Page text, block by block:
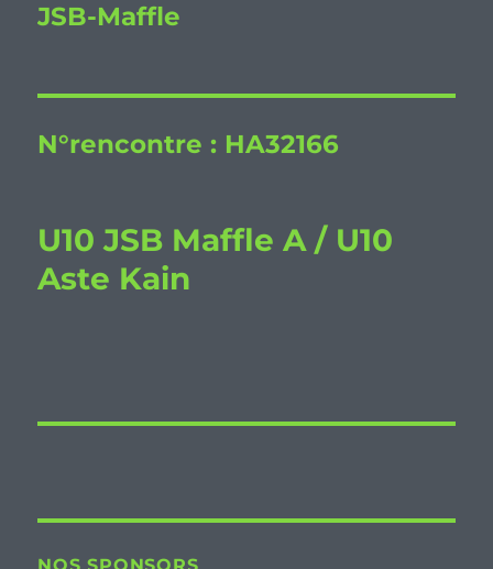
JSB-Maffle
N°rencontre : HA32166
U10 JSB Maffle A / U10
Aste Kain